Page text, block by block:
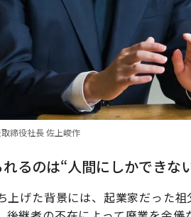
締役社長 佐上峻作
るのは“人間にしかできな
上げた背景には、起業家だった